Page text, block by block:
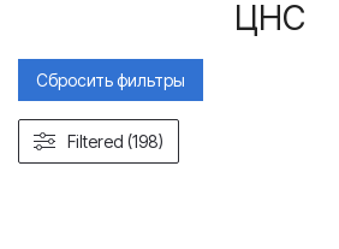
ЦНС
Сбросить фильтры
Filtered (198)